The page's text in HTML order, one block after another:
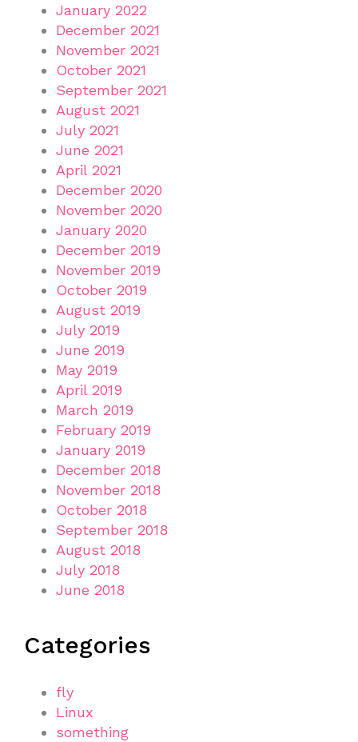
January 2022
December 2021
November 2021
October 2021
September 2021
August 2021
July 2021
June 2021
April 2021
December 2020
November 2020
January 2020
December 2019
November 2019
October 2019
August 2019
July 2019
June 2019
May 2019
April 2019
March 2019
February 2019
January 2019
December 2018
November 2018
October 2018
September 2018
August 2018
July 2018
June 2018
Categories
fly
Linux
something